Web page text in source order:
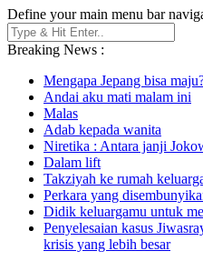
Define your main menu bar
Breaking News :
Mengapa Jepang bisa
Andai aku mati malam ini
Malas
Adab kepada wanita
Niretika : Antara janji
Dalam lift
Takziyah ke rumah
Perkara yang
Didik keluargamu untuk
Penyelesaian kasus
krisis yang lebih besar